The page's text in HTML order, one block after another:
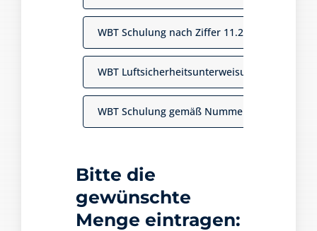
WBT Schulung nach Ziffer 11.2.3.9
WBT Luftsicherheitsunterweisung zur
WBT Schulung gemäß Nummer 11.2.8
Bitte die
gewünschte
Menge eintragen: